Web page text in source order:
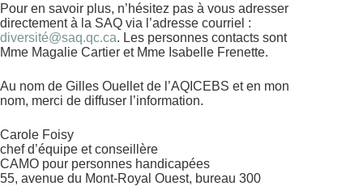
Pour en savoir plus, n’hésitez pas à vous adresser
directement à la SAQ via l’adresse courriel :
diversité@saq.qc.ca. Les personnes contacts sont
Mme Magalie Cartier et Mme Isabelle Frenette.
Au nom de Gilles Ouellet de l’AQICEBS et en mon
nom, merci de diffuser l’information.
Carole Foisy
chef d’équipe et conseillère
CAMO pour personnes handicapées
55, avenue du Mont-Royal Ouest, bureau 300